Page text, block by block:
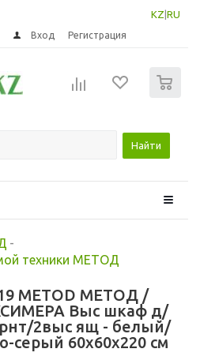
KZ RU
Вход Регистрация
Найти
-
техники МЕТОД
METOD МЕТОД /
Выс шкаф д/
2выс ящ - белый/
серый 60x60x220 см